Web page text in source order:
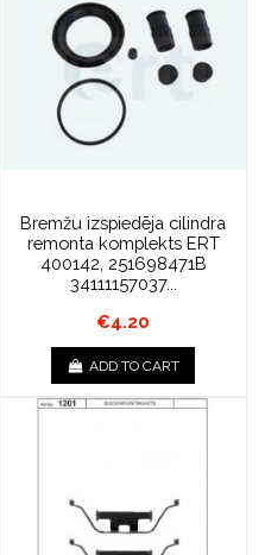
Bremžu izspiedēja cilindra
remonta komplekts ERT
400142, 251698471B
34111157037...
€4.20
ADD TO CART